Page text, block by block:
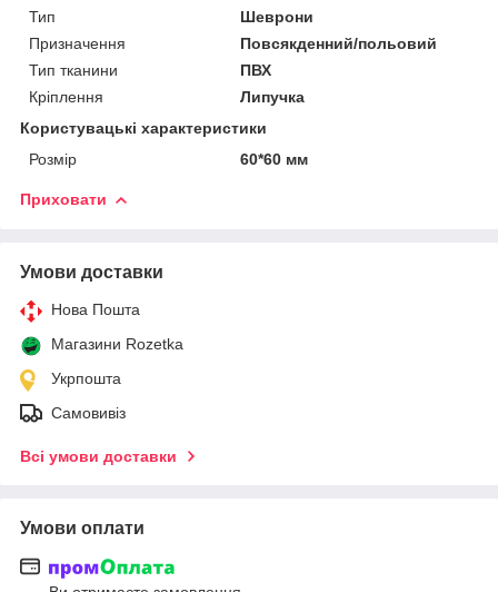
Тип
Шеврони
Призначення
Повсякденний/польовий
Тип тканини
ПВХ
Кріплення
Липучка
Користувацькі характеристики
Розмір
60*60 мм
Приховати
Умови доставки
Нова Пошта
Магазини Rozetka
Укрпошта
Самовивіз
Всі умови доставки
Умови оплати